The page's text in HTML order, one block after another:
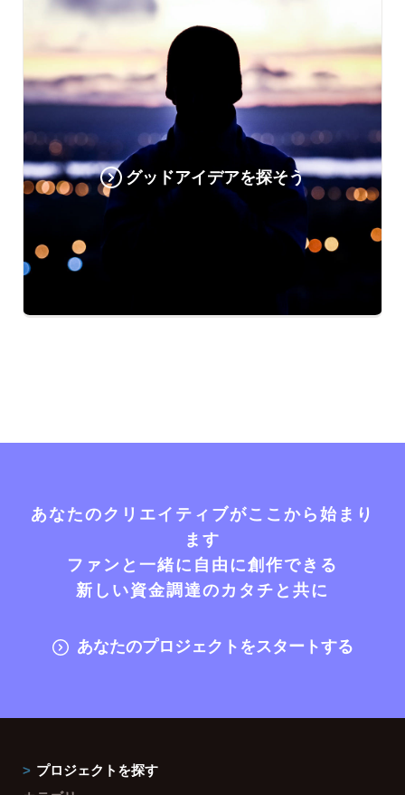
グッドアイデアを探そう
あなたのクリエイティブがここから始まり
ます
ファンと一緒に自由に創作できる
新しい資金調達のカタチと共に
あなたのプロジェクトをスタートする
プロジェクトを探す